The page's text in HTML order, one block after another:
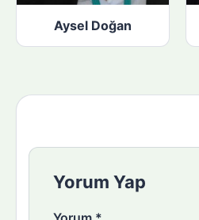
Aysel Doğan
Yorum Yap